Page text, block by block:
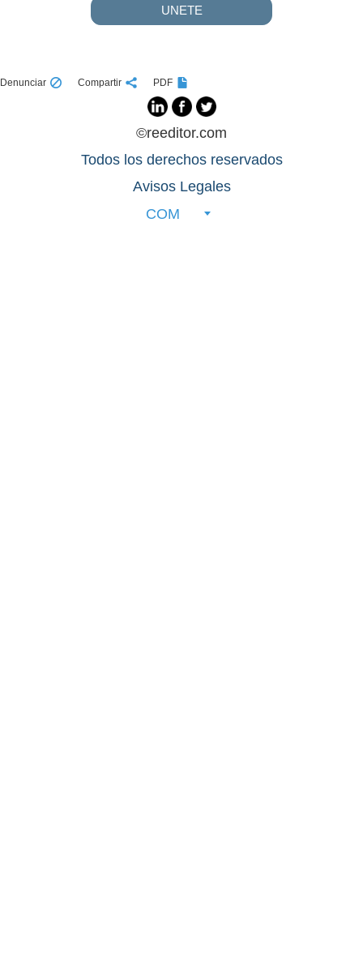
UNETE
Denunciar Compartir PDF
©reeditor.com
Todos los derechos reservados
Avisos Legales